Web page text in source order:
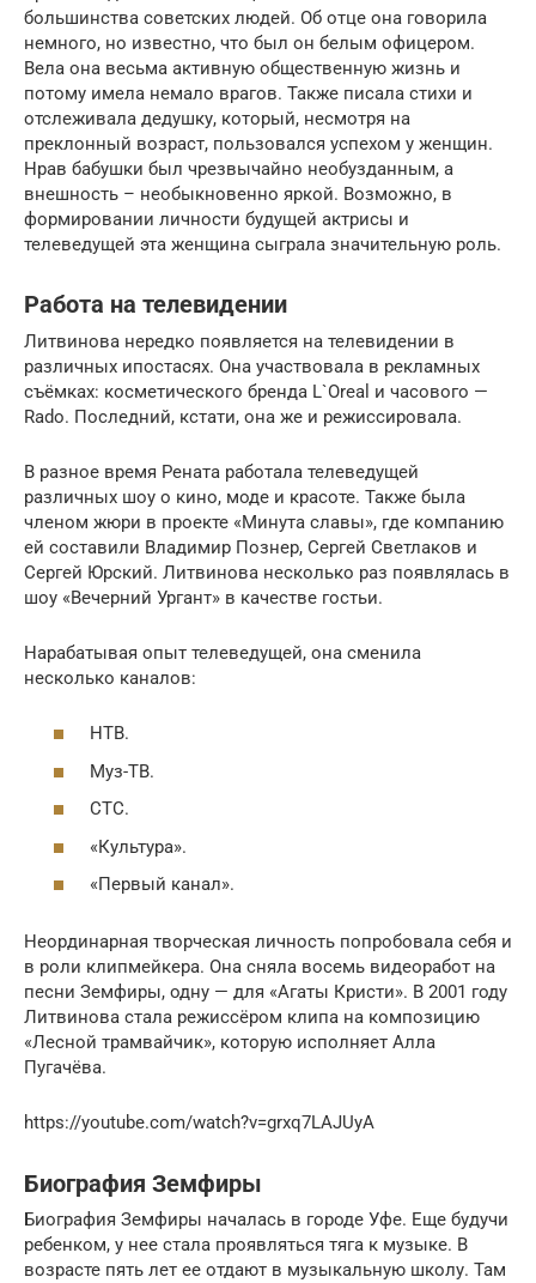
большинства советских людей. Об отце она говорила
немного, но известно, что был он белым офицером.
Вела она весьма активную общественную жизнь и
потому имела немало врагов. Также писала стихи и
отслеживала дедушку, который, несмотря на
преклонный возраст, пользовался успехом у женщин.
Нрав бабушки был чрезвычайно необузданным, а
внешность – необыкновенно яркой. Возможно, в
формировании личности будущей актрисы и
телеведущей эта женщина сыграла значительную роль.
Работа на телевидении
Литвинова нередко появляется на телевидении в
различных ипостасях. Она участвовала в рекламных
съёмках: косметического бренда L`Oreal и часового —
Rado. Последний, кстати, она же и режиссировала.
В разное время Рената работала телеведущей
различных шоу о кино, моде и красоте. Также была
членом жюри в проекте «Минута славы», где компанию
ей составили Владимир Познер, Сергей Светлаков и
Сергей Юрский. Литвинова несколько раз появлялась в
шоу «Вечерний Ургант» в качестве гостьи.
Нарабатывая опыт телеведущей, она сменила
несколько каналов:
НТВ.
Муз-ТВ.
СТС.
«Культура».
«Первый канал».
Неординарная творческая личность попробовала себя и
в роли клипмейкера. Она сняла восемь видеоработ на
песни Земфиры, одну — для «Агаты Кристи». В 2001 году
Литвинова стала режиссёром клипа на композицию
«Лесной трамвайчик», которую исполняет Алла
Пугачёва.
https://youtube.com/watch?v=grxq7LAJUyA
Биография Земфиры
Биография Земфиры началась в городе Уфе. Еще будучи
ребенком, у нее стала проявляться тяга к музыке. В
возрасте пять лет ее отдают в музыкальную школу. Там